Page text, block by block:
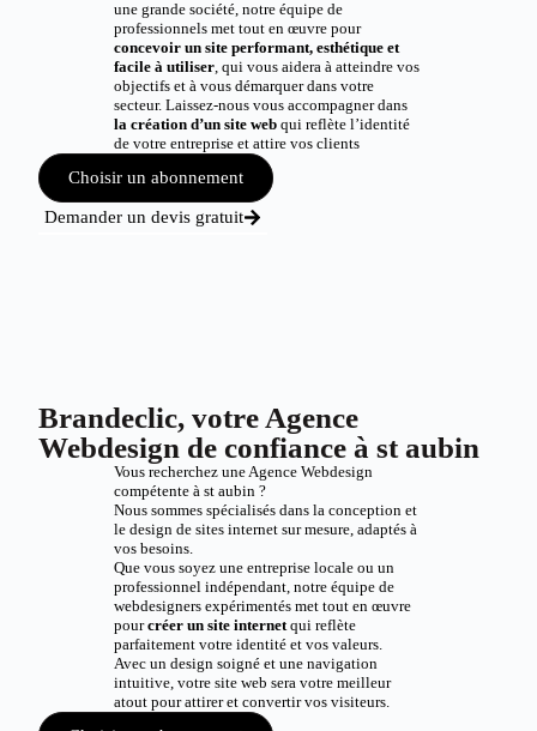
une grande société, notre équipe de
professionnels met tout en œuvre pour
concevoir un site performant, esthétique et
facile à utiliser, qui vous aidera à atteindre vos
objectifs et à vous démarquer dans votre
secteur. Laissez-nous vous accompagner dans
la création d’un site webqui reflète l’identité
de votre entreprise et attire vos clients
Choisir un abonnement
Demander un devis gratuit
Brandeclic, votre Agence
Webdesign de confiance à st aubin
Vous recherchez une Agence Webdesign
compétente à st aubin ?
Nous sommes spécialisés dans la conception et
le design de sites internet sur mesure, adaptés à
vos besoins.
Que vous soyez une entreprise locale ou un
professionnel indépendant, notre équipe de
webdesigners expérimentés met tout en œuvre
pourcréer un site internetqui reflète
parfaitement votre identité et vos valeurs.
Avec un design soigné et une navigation
intuitive, votre site web sera votre meilleur
atout pour attirer et convertir vos visiteurs.